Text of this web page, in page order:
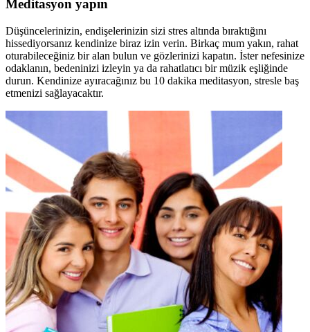
Meditasyon yapın
Düşüncelerinizin, endişelerinizin sizi stres altında bıraktığını
hissediyorsanız kendinize biraz izin verin. Birkaç mum yakın, rahat
oturabileceğiniz bir alan bulun ve gözlerinizi kapatın. İster nefesinize
odaklanın, bedeninizi izleyin ya da rahatlatıcı bir müzik eşliğinde
durun. Kendinize ayıracağınız bu 10 dakika meditasyon, stresle baş
etmenizi sağlayacaktır.